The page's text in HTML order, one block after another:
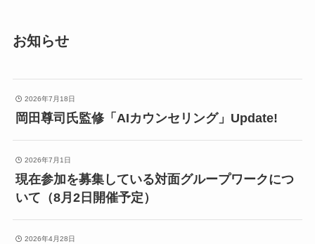
お知らせ
2026年7月18日
岡田尊司氏監修「AIカウンセリング」Update!
2026年7月1日
現在参加を募集している対面グループワークにつ
いて（8月2日開催予定）
2026年4月28日